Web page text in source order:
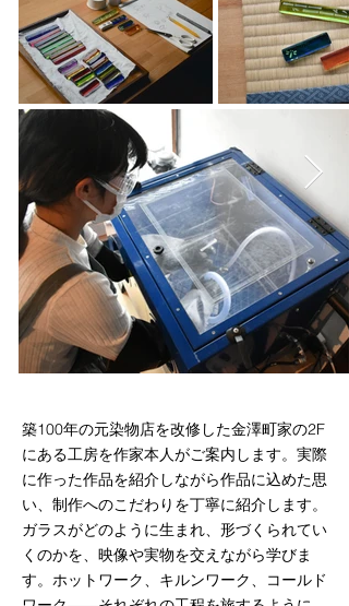
築100年の元染物店を改修した金澤町家の2F
にある工房を作家本人がご案内します。実際
に作った作品を紹介しながら作品に込めた思
い、制作へのこだわりを丁寧に紹介します。
ガラスがどのように生まれ、形づくられてい
くのかを、映像や実物を交えながら学びま
す。ホットワーク、キルンワーク、コールド